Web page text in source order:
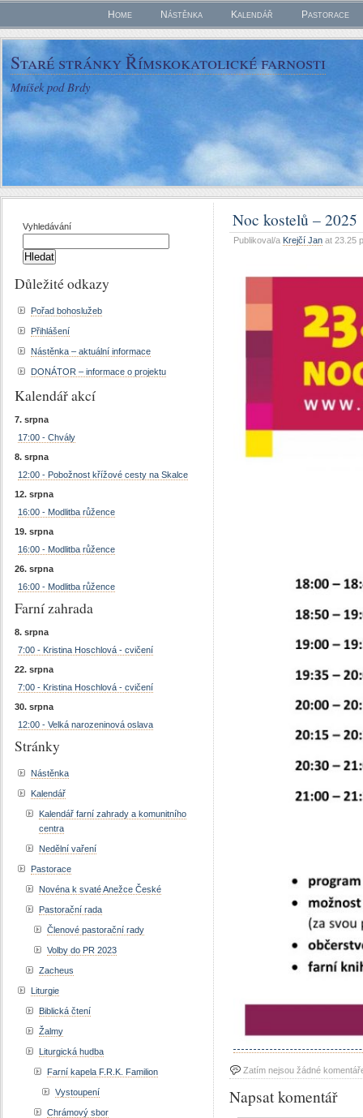
Home Nástěnka Kalendář Pastorace
Staré stránky Římskokatolické farnosti
Mníšek pod Brdy
Noc kostelů – 2025
Publikoval/a Krejčí Jan at 23.25
Zatím nejsou žádné
Napsat komentář
Vyhledávání
Důležité odkazy
Pořad bohoslužeb
Přihlášení
Nástěnka – aktuální informace
DONÁTOR – informace o projektu
Kalendář akcí
7. srpna
17:00 - Chvály
8. srpna
12:00 - Pobožnost křížové cesty na Skalce
12. srpna
16:00 - Modlitba růžence
19. srpna
16:00 - Modlitba růžence
26. srpna
16:00 - Modlitba růžence
Farní zahrada
8. srpna
7:00 - Kristina Hoschlová - cvičení
22. srpna
7:00 - Kristina Hoschlová - cvičení
30. srpna
12:00 - Velká narozeninová oslava
Stránky
Nástěnka
Kalendář
Kalendář farní zahrady a komunitního
centra
Nedělní vaření
Pastorace
Novéna k svaté Anežce České
Pastorační rada
Členové pastorační rady
Volby do PR 2023
Zacheus
Liturgie
Biblická čtení
Žalmy
Liturgická hudba
Farní kapela F.R.K. Familion
Vystoupení
Chrámový sbor